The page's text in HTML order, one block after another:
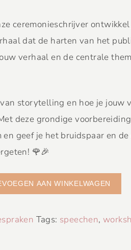
ceremonieschrijver
dat de harten van het
verhaal en de centrale
storytelling en hoe je jouw
deze grondige
en geef je het bruidspaar en
🌹🎉
AAN WINKELWAGEN
Tags: speechen,